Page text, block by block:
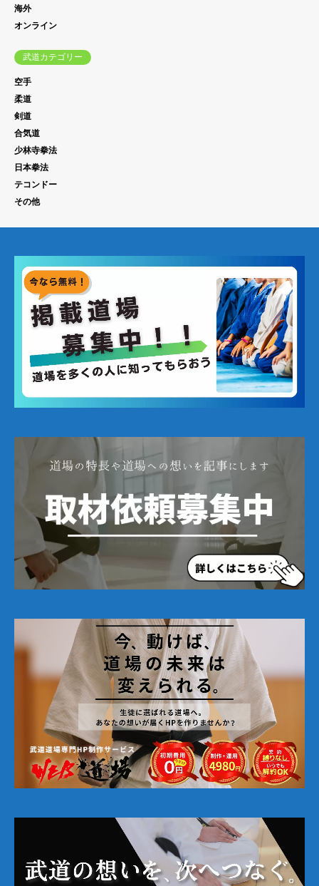
海外
オンライン
武道カテゴリー
空手
柔道
剣道
合気道
少林寺拳法
日本拳法
テコンドー
その他